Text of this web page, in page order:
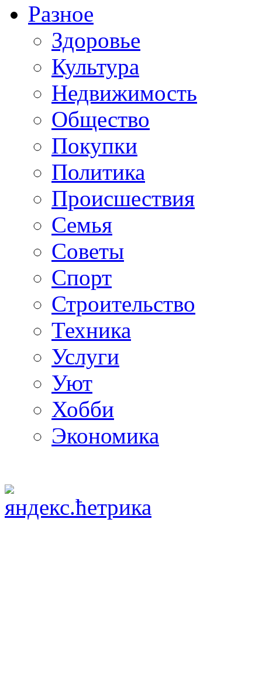
Разное
Здоровье
Культура
Недвижимость
Общество
Покупки
Политика
Происшествия
Семья
Советы
Спорт
Строительство
Техника
Услуги
Уют
Хобби
Экономика